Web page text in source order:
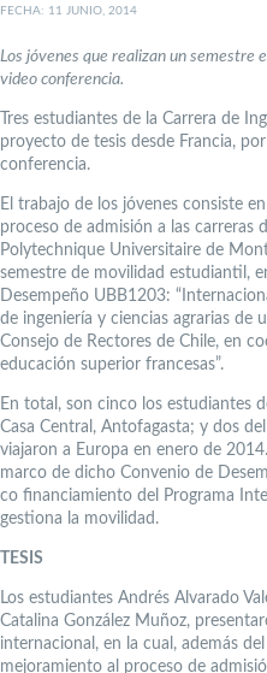
FECHA: 11 JUNIO, 2014
Los jóvenes que realizan un semestre
video conferencia.
Tres estudiantes de la Carrera de
proyecto de tesis desde Francia,
conferencia.
El trabajo de los jóvenes consiste
proceso de admisión a las carreras
Polytechnique Universitaire de
semestre de movilidad estudiantil,
Desempeño UBB1203:
de ingeniería y ciencias agrarias de
Consejo de Rectores de Chile, en
educación superior francesas”.
En total, son cinco los estudiantes
Casa Central, Antofagasta; y dos
viajaron a Europa en enero de
marco de dicho Convenio de
co financiamiento del Programa
gestiona la movilidad.
TESIS
Los estudiantes Andrés Alvarado
Catalina González Muñoz,
internacional, en la cual, además
mejoramiento al proceso de